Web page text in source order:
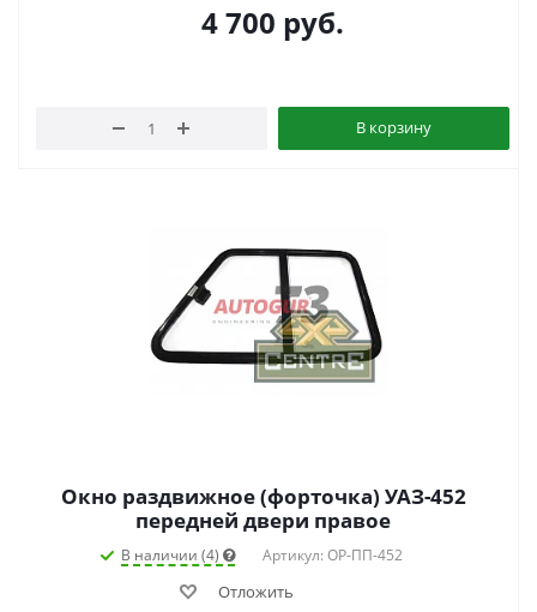
4 700 руб.
В корзину
Окно раздвижное (форточка) УАЗ-452
передней двери правое
В наличии (4) Артикул: ОР-ПП-452
Отложить